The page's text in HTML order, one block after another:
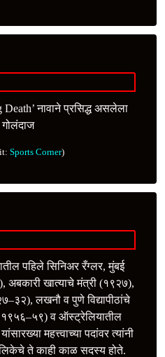
नावाने प्रसिद्ध असलेला
Sports Corner)
पहिले सिनिअर रँग्लर, मुंबई
अबकारी खात्याचे मंत्री (१९२७),
लखनौ व पुणे विद्यापीठांचे
व ऑस्ट्रेलियातील
महत्त्वाच्या पदांवर त्यांनी
ते काही काळ सदस्य होते.